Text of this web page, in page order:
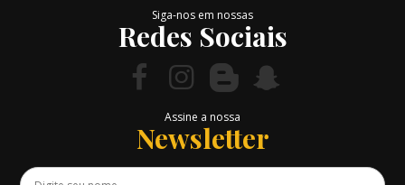
Siga-nos em nossas
Redes Sociais
Assine a nossa
Newsletter